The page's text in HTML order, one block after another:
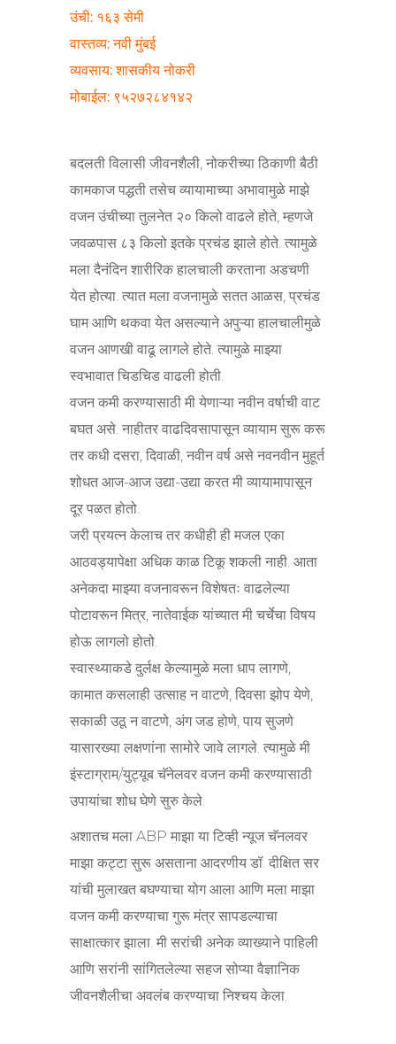
उंची: १६३ सेमी
वास्तव्य: नवी मुंबई
व्यवसाय: शासकीय नोकरी
मोबाईल: ९५२७२८४१४२
बदलती विलासी जीवनशैली, नोकरीच्या ठिकाणी बैठी
कामकाज पद्धती तसेच व्यायामाच्या अभावामुळे माझे
वजन उंचीच्या तुलनेत २० किलो वाढले होते, म्हणजे
जवळपास ८३ किलो इतके प्रचंड झाले होते. त्यामुळे
मला दैनंदिन शारीरिक हालचाली करताना अडचणी
येत होत्या. त्यात मला वजनामुळे सतत आळस, प्रचंड
घाम आणि थकवा येत असल्याने अपुऱ्या हालचालीमुळे
वजन आणखी वाढू लागले होते. त्यामुळे माझ्या
स्वभावात चिडचिड वाढली होती.
वजन कमी करण्यासाठी मी येणाऱ्या नवीन वर्षाची वाट
बघत असे. नाहीतर वाढदिवसापासून व्यायाम सुरू करू
तर कधी दसरा, दिवाळी, नवीन वर्ष असे नवनवीन मुहूर्त
शोधत आज-आज उद्या-उद्या करत मी व्यायामापासून
दूर पळत होतो.
जरी प्रयत्न केलाच तर कधीही ही मजल एका
आठवड्यापेक्षा अधिक काळ टिकू शकली नाही. आता
अनेकदा माझ्या वजनावरून विशेषतः वाढलेल्या
पोटावरून मित्र, नातेवाईक यांच्यात मी चर्चेचा विषय
होऊ लागलो होतो.
स्वास्थ्याकडे दुर्लक्ष केल्यामुळे मला धाप लागणे,
कामात कसलाही उत्साह न वाटणे, दिवसा झोप येणे,
सकाळी उठू न वाटणे, अंग जड होणे, पाय सुजणे
यासारख्या लक्षणांना सामोरे जावे लागले. त्यामुळे मी
इंस्टाग्राम/युट्यूब चॅनेलवर वजन कमी करण्यासाठी
उपायांचा शोध घेणे सुरु केले.
अशातच मला ABP माझा या टिव्ही न्यूज चॅनलवर
माझा कट्टा सुरू असताना आदरणीय डॉ. दीक्षित सर
यांची मुलाखत बघण्याचा योग आला आणि मला माझा
वजन कमी करण्याचा गुरू मंत्र सापडल्याचा
साक्षात्कार झाला. मी सरांची अनेक व्याख्याने पाहिली
आणि सरांनी सांगितलेल्या सहज सोप्या वैज्ञानिक
जीवनशैलीचा अवलंब करण्याचा निश्चय केला.